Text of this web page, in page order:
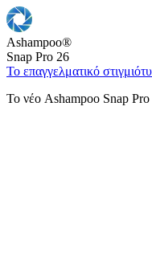
Ashampoo®
Snap Pro 26
Το επαγγελματικό
Το νέο Ashampoo Snap Pro